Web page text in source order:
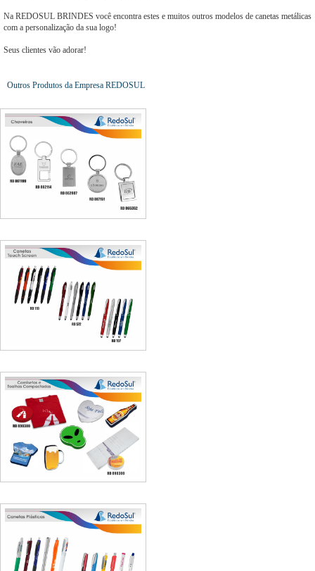
Na REDOSUL BRINDES você encontra estes e muitos outros modelos de canetas metálicas
com a personalização da sua logo!
Seus clientes vão adorar!
Outros Produtos da Empresa REDOSUL